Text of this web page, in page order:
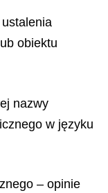
obiektu
nazwy
w języku
– opinie